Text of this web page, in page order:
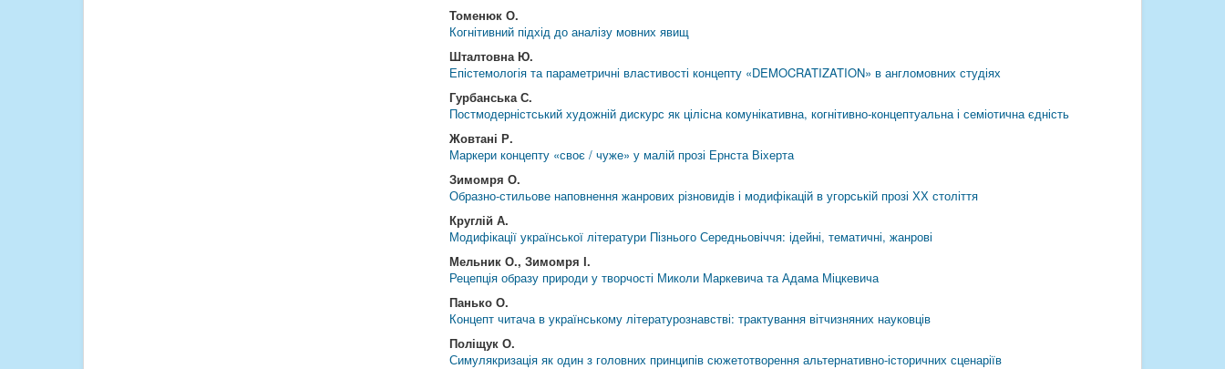
Томенюк О.
Когнітивний підхід до аналізу мовних явищ
Шталтовна Ю.
Епістемологія та параметричні властивості концепту «DEMOCRATIZATION» в англомовних студіях
Гурбанська С.
Постмодерністський художній дискурс як цілісна комунікативна, когнітивно-концептуальна і семіотична єдність
Жовтані Р.
Маркери концепту «своє / чуже» у малій прозі Ернста Віхерта
Зимомря О.
Образно-стильове наповнення жанрових різновидів і модифікацій в угорській прозі ХХ століття
Круглій А.
Модифікації української літератури Пізнього Середньовіччя: ідейні, тематичні, жанрові
Мельник О., Зимомря І.
Рецепція образу природи у творчості Миколи Маркевича та Адама Міцкевича
Панько О.
Концепт читача в українському літературознавстві: трактування вітчизняних науковців
Поліщук О.
Симулякризація як один з головних принципів сюжетотворення альтернативно-історичних сценаріїв